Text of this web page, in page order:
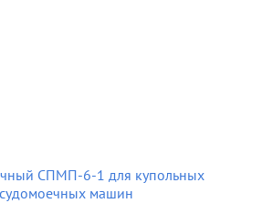
СПМП-6-1 для купольных
машин